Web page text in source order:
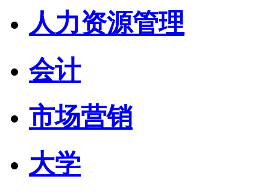
人力资源管理
会计
市场营销
大学